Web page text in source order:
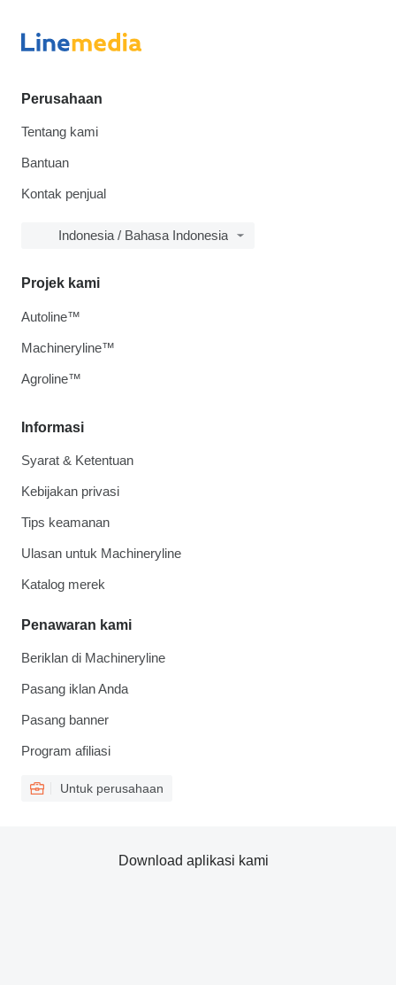
Perusahaan
Tentang kami
Bantuan
Kontak penjual
Indonesia / Bahasa Indonesia
Informasi
Syarat & Ketentuan
Kebijakan privasi
Tips keamanan
Ulasan untuk Machineryline
Katalog merek
Penawaran kami
Beriklan di Machineryline
Pasang iklan Anda
Pasang banner
Program afiliasi
Untuk perusahaan
Projek kami
Autoline™
Machineryline™
Agroline™
Download aplikasi kami